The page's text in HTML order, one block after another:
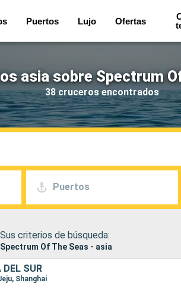
Puertos Lujo Ofertas
asia sobre Spectrum
38 cruceros encontrados
Puertos
Sus criterios de búsqueda:
Spectrum Of The Seas - asia
DEL SUR
Shanghai